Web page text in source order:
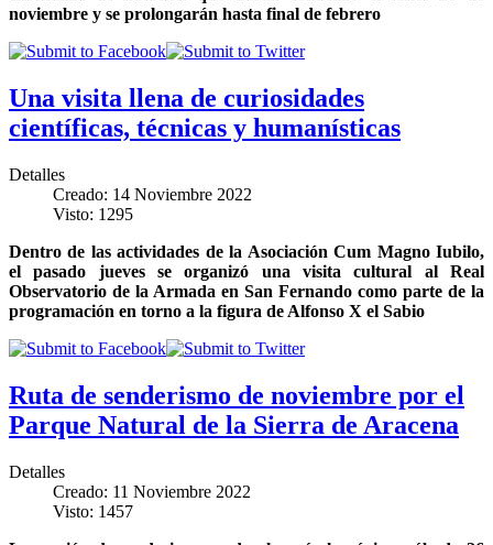
noviembre y se prolongarán hasta final de febrero
Una visita llena de curiosidades
científicas, técnicas y humanísticas
Detalles
Creado: 14 Noviembre 2022
Visto: 1295
Dentro de las actividades de la Asociación Cum Magno Iubilo,
el pasado jueves se organizó una visita cultural al Real
Observatorio de la Armada en San Fernando como parte de la
programación en torno a la figura de Alfonso X el Sabio
Ruta de senderismo de noviembre por el
Parque Natural de la Sierra de Aracena
Detalles
Creado: 11 Noviembre 2022
Visto: 1457